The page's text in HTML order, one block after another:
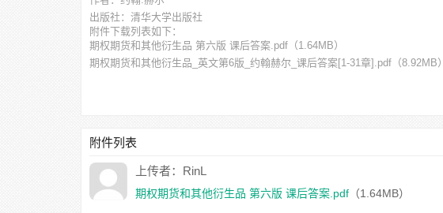
出版社：清华大学出版社
附件下载列表如下：
期权期货和其他衍生品 第六版 课后答案.pdf （1.64MB）
期权期货和其他衍生品_英文第6版_约翰赫尔_课后答案[1-31章].pdf （8.92MB）
附件列表
上传者：RinL
期权期货和其他衍生品 第六版 课后答案.pdf （1.64MB）